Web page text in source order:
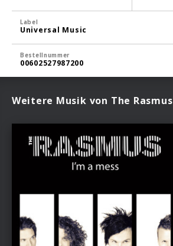
Label
Universal Music
Bestellnummer
00602527987200
Weitere Musik von The Rasmus